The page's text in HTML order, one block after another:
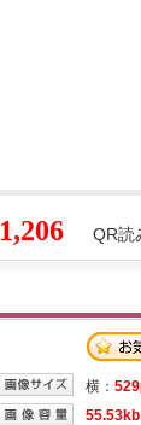
QR読
1,206
横：
55.53kb